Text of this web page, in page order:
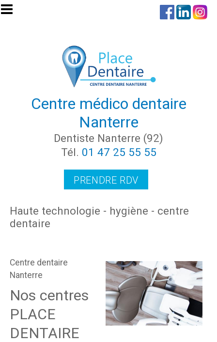
Aller au contenu principal
Centre médico dentaire
Nanterre
Dentiste Nanterre (92)
Tél. 01 47 25 55 55
PRENDRE RDV
Haute technologie - hygiène - centre
dentaire
Centre dentaire
Nanterre
Nos centres
PLACE
DENTAIRE